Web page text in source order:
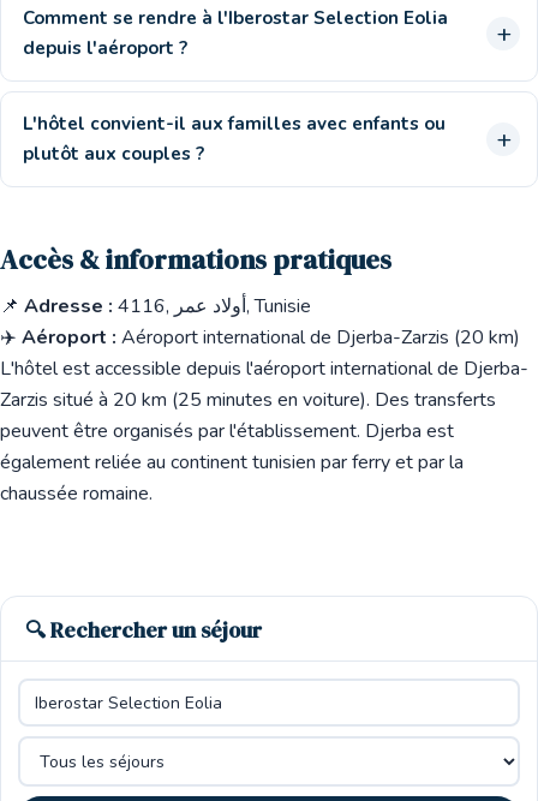
Comment se rendre à l'Iberostar Selection Eolia
depuis l'aéroport ?
L'hôtel convient-il aux familles avec enfants ou
plutôt aux couples ?
Accès & informations pratiques
📌 Adresse :
4116, أولاد عمر, Tunisie
✈️ Aéroport : Aéroport international de Djerba-Zarzis (20 km)
L'hôtel est accessible depuis l'aéroport international de Djerba-
Zarzis situé à 20 km (25 minutes en voiture). Des transferts
peuvent être organisés par l'établissement. Djerba est
également reliée au continent tunisien par ferry et par la
chaussée romaine.
🔍 Rechercher un séjour